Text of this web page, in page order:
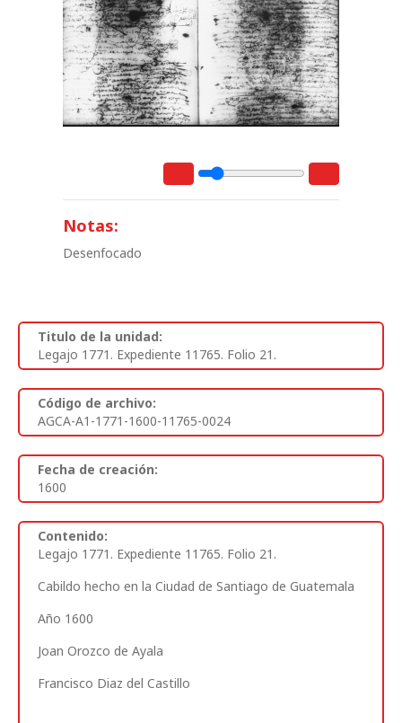
Notas:
Desenfocado
Titulo de la unidad:
Legajo 1771. Expediente 11765. Folio 21.
Código de archivo:
AGCA-A1-1771-1600-11765-0024
Fecha de creación:
1600
Contenido:
Legajo 1771. Expediente 11765. Folio 21.
Cabildo hecho en la Ciudad de Santiago de Guatemala
Año 1600
Joan Orozco de Ayala
Francisco Diaz del Castillo